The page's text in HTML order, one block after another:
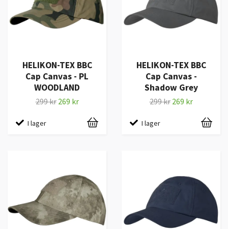
HELIKON-TEX BBC
Cap Canvas - PL
WOODLAND
299 kr 269 kr
I lager
HELIKON-TEX BBC
Cap Canvas -
Shadow Grey
299 kr 269 kr
I lager